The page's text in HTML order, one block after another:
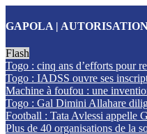
GAPOLA |
Flash
Togo : cinq ans d’efforts pour
Togo : IADSS ouvre ses
Machine à foufou : une
Togo : Gal Dimini Allahare
Football : Tata Avlessi appelle
Plus de 40 organisations de la